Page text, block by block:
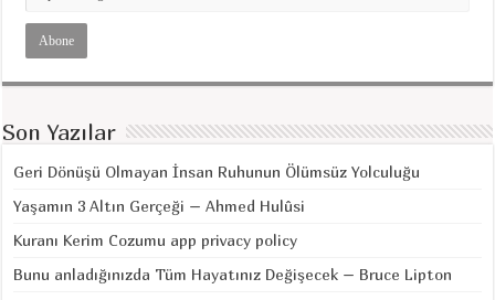
Son Yazılar
Geri Dönüşü Olmayan İnsan Ruhunun Ölümsüz Yolculuğu
Yaşamın 3 Altın Gerçeği – Ahmed Hulûsi
Kuranı Kerim Cozumu app privacy policy
Bunu anladığınızda Tüm Hayatınız Değişecek – Bruce Lipton